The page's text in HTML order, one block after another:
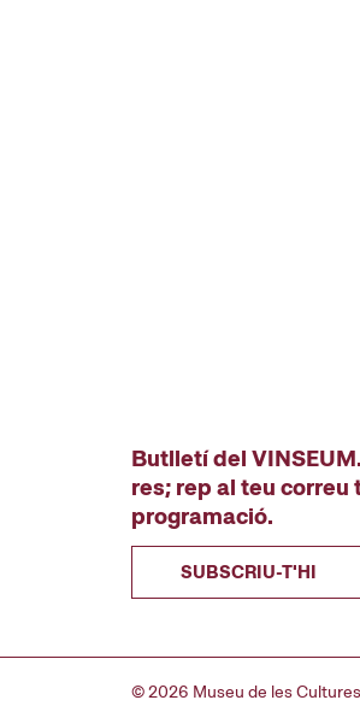
Butlletí del
res; rep al teu correu
programació.
SUBSCRIU-T'HI
© 2026 Museu de les